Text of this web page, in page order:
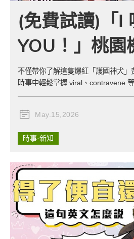
時事·新知
(免費試讀)「I
YOU！」桃園
海報紅到國外
學英文，秒懂
單字與超實用
不僅帶你了解這隻爆紅「護國神犬
時事中輕鬆掌握 viral、contravene
May.15,2026